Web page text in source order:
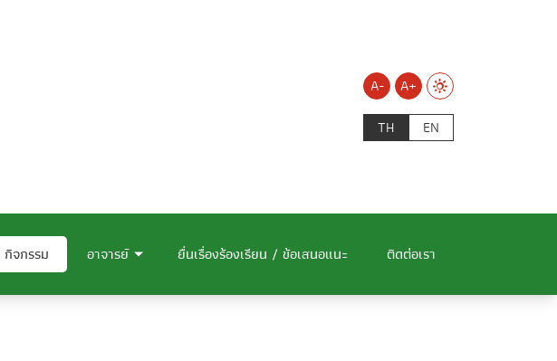
A-
A+
TH
EN
กิจกรรม อาจารย์ ยื่นเรื่องร้องเรียน / ข้อเสนอแนะ ติดต่อเรา